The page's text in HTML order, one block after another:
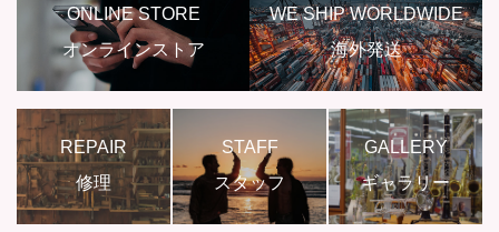
ONLINE STORE
オンラインストア
WE SHIP WORLDWIDE
海外発送
REPAIR
修理
STAFF
スタッフ
GALLERY
ギャラリー